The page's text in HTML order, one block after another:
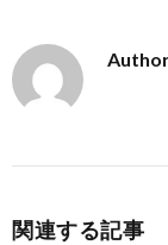
関連する記事